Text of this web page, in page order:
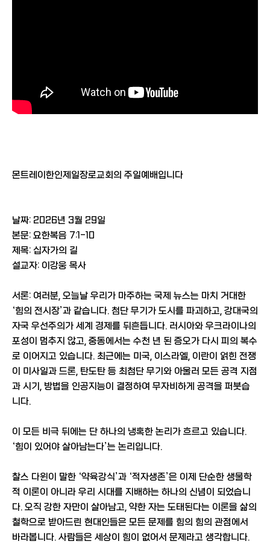
몬트레이한인제일장로교회의 주일예배입니다
날짜: 2026년 3월 29일
본문: 요한복음 7:1-10
제목: 십자가의 길
설교자: 이강웅 목사
서론: 여러분, 오늘날 우리가 마주하는 국제 뉴스는 마치 거대한
‘힘의 전시장’과 같습니다. 첨단 무기가 도시를 파괴하고, 강대국의
자국 우선주의가 세계 경제를 뒤흔듭니다. 러시아와 우크라이나의
포성이 멈추지 않고, 중동에서는 수천 년 된 증오가 다시 피의 복수
로 이어지고 있습니다. 최근에는 미국, 이스라엘, 이란이 얽힌 전쟁
이 미사일과 드론, 탄도탄 등 최첨단 무기와 아울러 모든 공격 지점
과 시기, 방법을 인공지능이 결정하여 무자비하게 공격을 퍼붓습
니다.
이 모든 비극 뒤에는 단 하나의 냉혹한 논리가 흐르고 있습니다.
‘힘이 있어야 살아남는다’는 논리입니다.
찰스 다윈이 말한 ‘약육강식’과 ‘적자생존’은 이제 단순한 생물학
적 이론이 아니라 우리 시대를 지배하는 하나의 신념이 되었습니
다. 오직 강한 자만이 살아남고, 약한 자는 도태된다는 이론을 삶의
철학으로 받아드린 현대인들은 모든 문제를 힘의 힘의 관점에서
바라봅니다. 사람들은 세상이 힘이 없어서 문제라고 생각합니다.